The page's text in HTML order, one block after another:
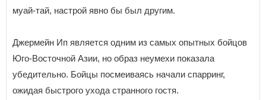
муай-тай, настрой явно бы был другим.
Джермейн Ип является одним из самых опытных бойцов
Юго-Восточной Азии, но образ неумехи показала
убедительно. Бойцы посмеиваясь начали спарринг,
ожидая быстрого ухода странного гостя.